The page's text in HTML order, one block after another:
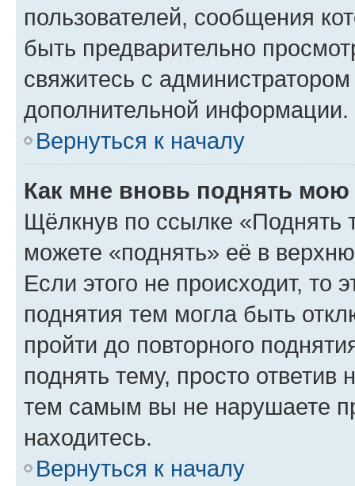
пользователей, сообщения
быть предварительно
свяжитесь с
дополнительной информации.
Вернуться к началу
Как мне вновь поднять мою
Щёлкнув по ссылке «Поднять
можете «поднять» её в
Если этого не происходит, то
поднятия тем могла быть
пройти до повторного
поднять тему, просто ответив
тем самым вы не нарушаете
находитесь.
Вернуться к началу